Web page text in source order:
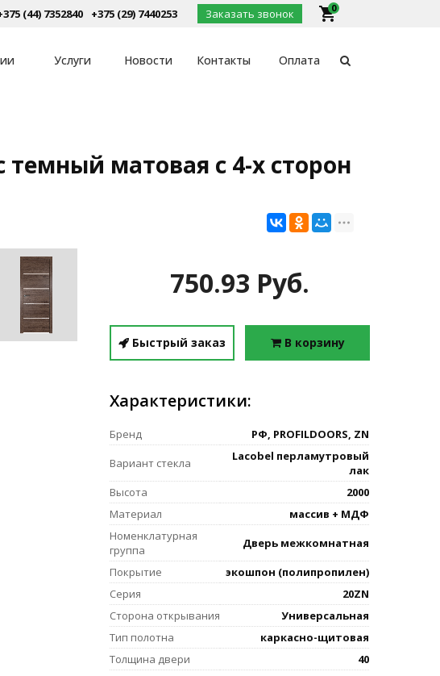
local_grocery_store
0
Заказать звонок
+375 (29) 7440253
(44) 7352840
Услуги Новости Контакты Оплата
матовая с 4-х сторон
750.93 Руб.
Быстрый заказ В корзину
Характеристики:
Бренд
РФ, PROFILDOORS, ZN
Вариант стекла
Lacobel перламутровый
лак
Высота
2000
Материал
массив + МДФ
Номенклатурная
группа
Дверь межкомнатная
Покрытие
экошпон (полипропилен)
Серия
20ZN
Сторона открывания
Универсальная
Тип полотна
каркасно-щитовая
Толщина двери
40